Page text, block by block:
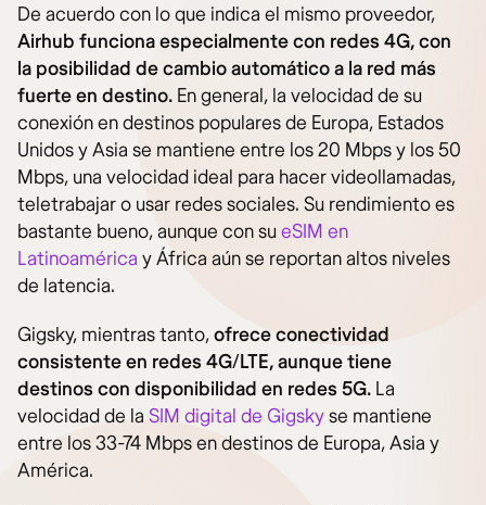
De acuerdo con lo que indica el mismo proveedor,
Airhub funciona especialmente con redes 4G, con
la posibilidad de cambio automático a la red más
fuerte en destino. En general, la velocidad de su
conexión en destinos populares de Europa, Estados
Unidos y Asia se mantiene entre los 20 Mbps y los 50
Mbps, una velocidad ideal para hacer videollamadas,
teletrabajar o usar redes sociales. Su rendimiento es
bastante bueno, aunque con sueSIM en
Latinoamérica y África aún se reportan altos niveles
de latencia.
Gigsky, mientras tanto,ofrece conectividad
consistente en redes 4G/LTE, aunque tiene
destinos con disponibilidad en redes 5G. La
velocidad de la SIM digital de Gigskyse mantiene
entre los 33-74 Mbps en destinos de Europa, Asia y
América.